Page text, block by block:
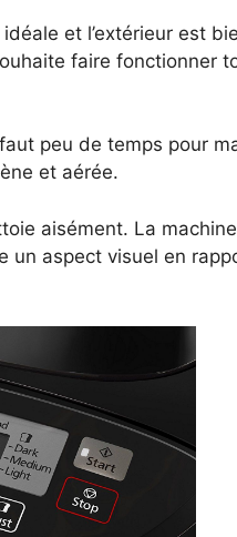
et l’extérieur est
faire fonctionner
peu de temps pour
et aérée.
aisément. La
aspect visuel en